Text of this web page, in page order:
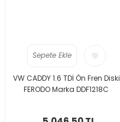
Sepete Ekle
VW CADDY 1.6 TDİ Ön Fren Diski
FERODO Marka DDF1218C